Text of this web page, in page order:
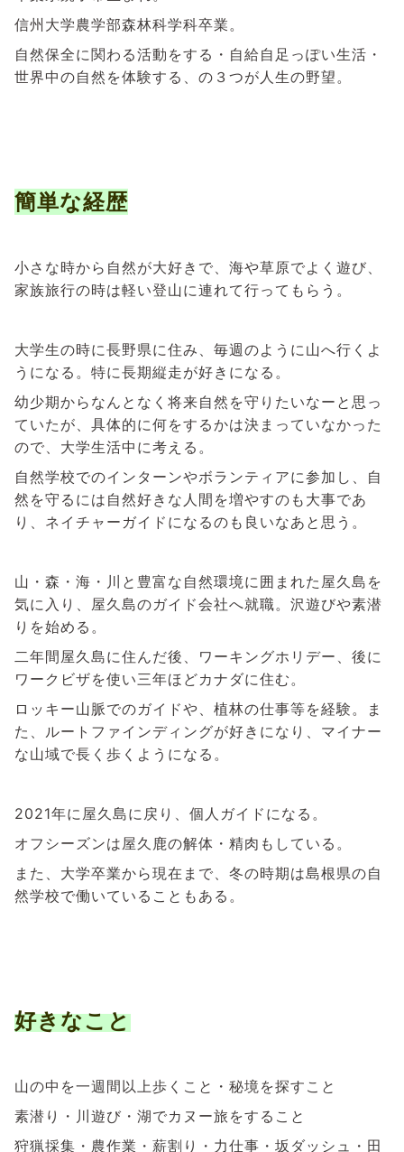
信州大学農学部森林科学科卒業。
自然保全に関わる活動をする・自給自足っぽい生活・
世界中の自然を体験する、の３つが人生の野望。
簡単な経歴
小さな時から自然が大好きで、海や草原でよく遊び、
家族旅行の時は軽い登山に連れて行ってもらう。
大学生の時に長野県に住み、毎週のように山へ行くよ
うになる。特に長期縦走が好きになる。
幼少期からなんとなく将来自然を守りたいなーと思っ
ていたが、具体的に何をするかは決まっていなかった
ので、大学生活中に考える。
自然学校でのインターンやボランティアに参加し、自
然を守るには自然好きな人間を増やすのも大事であ
り、ネイチャーガイドになるのも良いなあと思う。
山・森・海・川と豊富な自然環境に囲まれた屋久島を
気に入り、屋久島のガイド会社へ就職。沢遊びや素潜
りを始める。
二年間屋久島に住んだ後、ワーキングホリデー、後に
ワークビザを使い三年ほどカナダに住む。
ロッキー山脈でのガイドや、植林の仕事等を経験。ま
た、ルートファインディングが好きになり、マイナー
な山域で長く歩くようになる。
2021年に屋久島に戻り、個人ガイドになる。
オフシーズンは屋久鹿の解体・精肉もしている。
また、大学卒業から現在まで、冬の時期は島根県の自
然学校で働いていることもある。
好きなこと
山の中を一週間以上歩くこと・秘境を探すこと
素潜り・川遊び・湖でカヌー旅をすること
狩猟採集・農作業・薪割り・力仕事・坂ダッシュ・田